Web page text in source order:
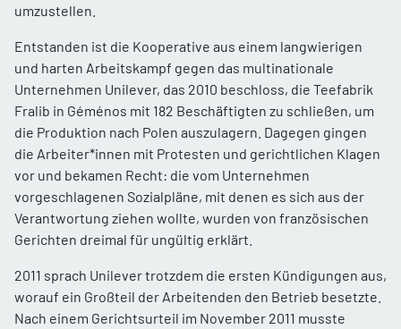
umzustellen.
Entstanden ist die Kooperative aus einem langwierigen
und harten Arbeitskampf gegen das multinationale
Unternehmen Unilever, das 2010 beschloss, die Teefabrik
Fralib in Géménos mit 182 Beschäftigten zu schließen, um
die Produktion nach Polen auszulagern. Dagegen gingen
die Arbeiter*innen mit Protesten und gerichtlichen Klagen
vor und bekamen Recht: die vom Unternehmen
vorgeschlagenen Sozialpläne, mit denen es sich aus der
Verantwortung ziehen wollte, wurden von französischen
Gerichten dreimal für ungültig erklärt.
2011 sprach Unilever trotzdem die ersten Kündigungen aus,
worauf ein Großteil der Arbeitenden den Betrieb besetzte.
Nach einem Gerichtsurteil im November 2011 musste